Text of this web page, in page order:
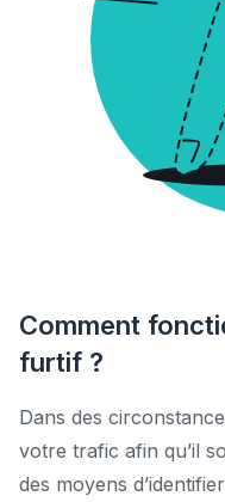
Comment
furtif ?
Dans des
votre trafic afin qu’il
des moyens